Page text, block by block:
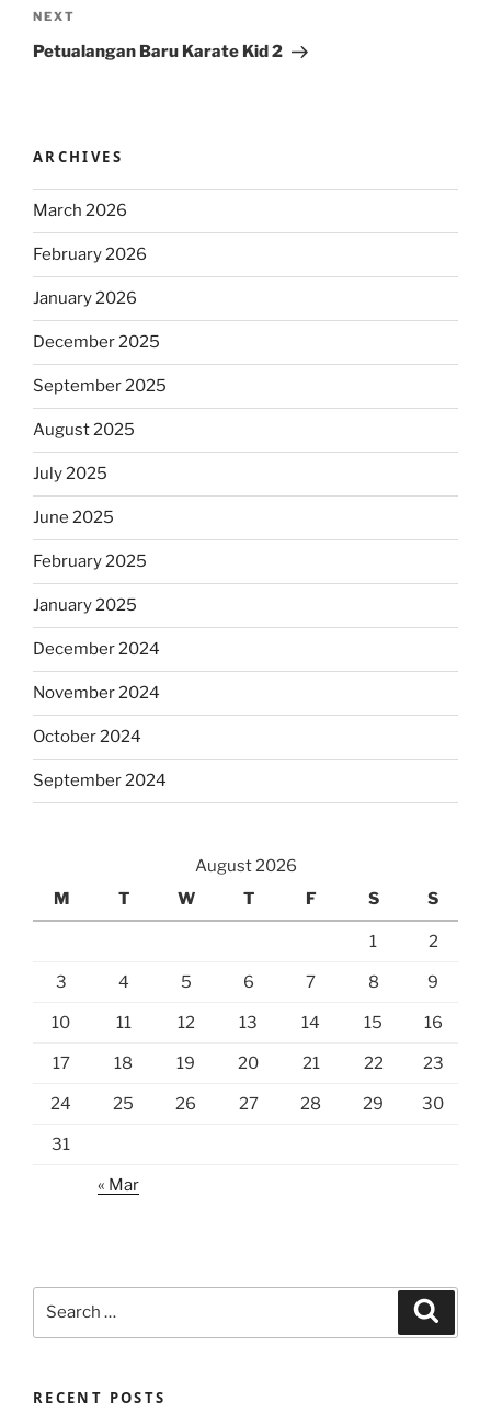
Next
Post
NEXT
Petualangan Baru Karate Kid 2
ARCHIVES
March 2026
February 2026
January 2026
December 2025
September 2025
August 2025
July 2025
June 2025
February 2025
January 2025
December 2024
November 2024
October 2024
September 2024
August 2026
M
T W T F S S
1 2
3 4 5 6 7 8 9
10 11 12 13 14 15 16
17 18 19 20 21 22 23
24 25 26 27 28 29 30
31
« Mar
RECENT POSTS